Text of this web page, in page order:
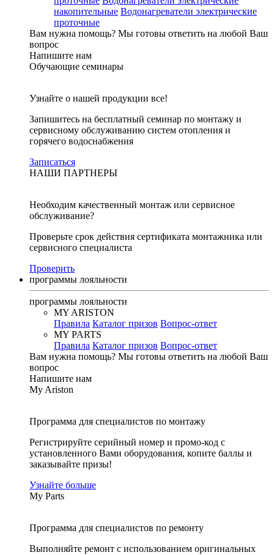
накопительные Водонагреватели электрические
проточные
Вам нужна помощь? Мы готовы ответить на любой Ваш
вопрос
Напишите нам
Обучающие семинары
Узнайте о нашей продукции все!
Запишитесь на бесплатный семинар по монтажу и
сервисному обслуживанию систем отопления и
горячего водоснабжения
Записаться
НАШИ ПАРТНЕРЫ
Необходим качественный монтаж или сервисное
обслуживание?
Проверьте срок действия сертификата монтажника или
сервисного специалиста
Проверить
программы лояльности
программы лояльности
MY ARISTON
Правила Каталог призов Вопрос-ответ
MY PARTS
Правила Каталог призов Вопрос-ответ
Вам нужна помощь? Мы готовы ответить на любой Ваш
вопрос
Напишите нам
My Ariston
Программа для специалистов по монтажу
Регистрируйте серийный номер и промо-код с
установленного Вами оборудования, копите баллы и
заказывайте призы!
Узнайте больше
My Parts
Программа для специалистов по ремонту
Выполняйте ремонт с использованием оригинальных